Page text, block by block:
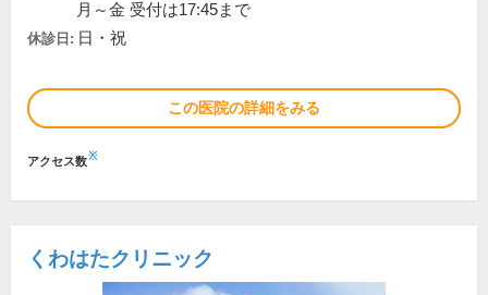
月～金 受付は17:45まで
休診日: 日・祝
この医院の詳細をみる
アクセス数※
くわはたクリニック